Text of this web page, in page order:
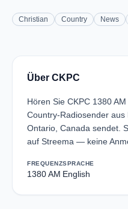
Christian Country News
Über CKPC
Hören Sie CKPC 1380
Country-Radiosender aus
Ontario, Canada sendet.
auf Streema — keine
FREQUENZ
1380 AM
SPRACHE
English